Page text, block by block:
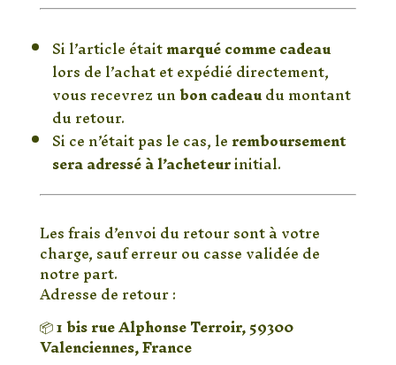
🎁 Cadeaux
Si l’article étaitmarqué comme cadeau
lors de l’achat et expédié directement,
vous recevrez unbon cadeaudu montant
du retour.
Si ce n’était pas le cas, leremboursement
sera adressé à l’acheteurinitial.
✉️ Expédition de votre retour
Les frais d’envoi du retour sont à votre
charge, sauf erreur ou casse validée de
notre part.
Adresse de retour :
📦1 bis rue Alphonse Terroir, 59300
Valenciennes, France